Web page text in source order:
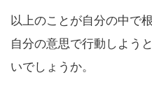
以上のことが自分の中で
自分の意思で行動しよう
いでしょうか。